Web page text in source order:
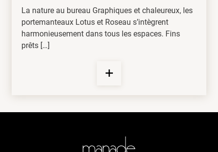
La nature au bureau Graphiques et chaleureux, les
portemanteaux Lotus et Roseau s’intègrent
harmonieusement dans tous les espaces. Fins
prêts […]